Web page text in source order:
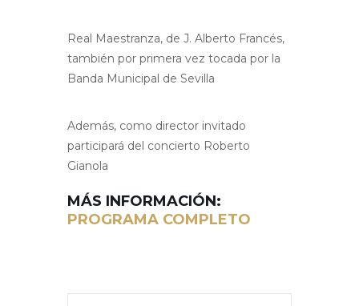
Real Maestranza, de J. Alberto Francés,
también por primera vez tocada por la
Banda Municipal de Sevilla
Además, como director invitado
participará del concierto Roberto
Gianola
MÁS INFORMACIÓN:
PROGRAMA COMPLETO